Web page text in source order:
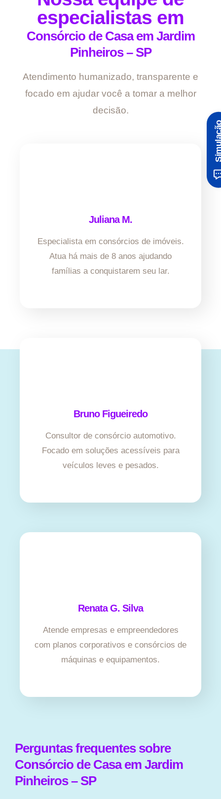
especialistas em
Consórcio de Casa em Jardim
Pinheiros – SP
Atendimento humanizado, transparente e
focado em ajudar você a tomar a melhor
decisão.
Juliana M.
Especialista em consórcios de imóveis.
Atua há mais de 8 anos ajudando
famílias a conquistarem seu lar.
Bruno Figueiredo
Consultor de consórcio automotivo.
Focado em soluções acessíveis para
veículos leves e pesados.
Renata G. Silva
Atende empresas e empreendedores
com planos corporativos e consórcios de
máquinas e equipamentos.
Perguntas frequentes sobre
Consórcio de Casa em Jardim
Pinheiros – SP